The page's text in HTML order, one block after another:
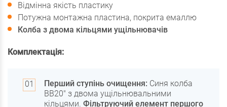
Відмінна якість пластику
Потужна монтажна пластина, покрита емаллю
Колба з двома кільцями ущільнювачів
Комплектація:
Перший ступінь очищення: Синя колба
BB20" з двома ущільнювальними
кільцями. Фільтруючий елемент першого